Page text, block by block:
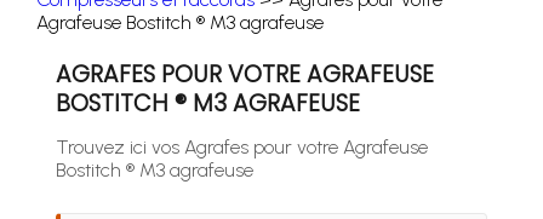
Agrafeuse Bostitch ® M3 agrafeuse
AGRAFES POUR VOTRE AGRAFEUSE
BOSTITCH ® M3 AGRAFEUSE
Trouvez ici vos Agrafes pour votre Agrafeuse
Bostitch ® M3 agrafeuse